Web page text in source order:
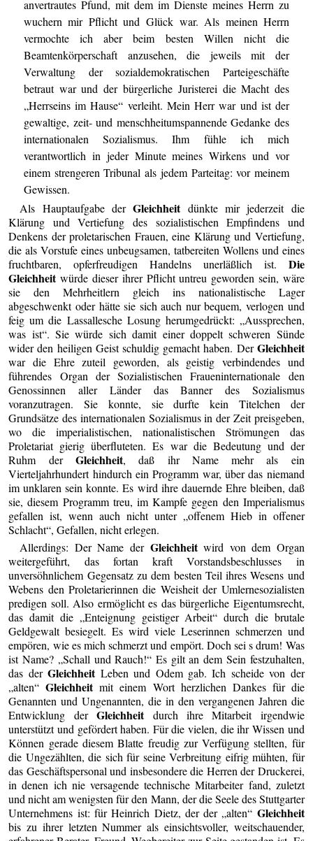
anvertrautes Pfund, mit dem im Dienste meines Herrn zu
wuchern mir Pflicht und Glück war. Als meinen Herrn
vermochte ich aber beim besten Willen nicht die
Beamtenkörperschaft anzusehen, die jeweils mit der
Verwaltung der sozialdemokratischen Parteigeschäfte
betraut war und der bürgerliche Juristerei die Macht des
„Herrseins im Hause“ verleiht. Mein Herr war und ist der
gewaltige, zeit- und menschheitumspannende Gedanke des
internationalen Sozialismus. Ihm fühle ich mich
verantwortlich in jeder Minute meines Wirkens und vor
einem strengeren Tribunal als jedem Parteitag: vor meinem
Gewissen.
Als Hauptaufgabe derGleichheitdünkte mir jederzeit die
Klärung und Vertiefung des sozialistischen Empfindens und
Denkens der proletarischen Frauen, eine Klärung und Vertiefung,
die als Vorstufe eines unbeugsamen, tatbereiten Wollens und eines
fruchtbaren, opferfreudigen Handelns unerläßlich ist. Die
Gleichheitwürde dieser ihrer Pflicht untreu geworden sein, wäre
sie den Mehrheitlern gleich ins nationalistische Lager
abgeschwenkt oder hätte sie sich auch nur bequem, verlogen und
feig um die Lassallesche Losung herumgedrückt: „Aussprechen,
was ist“. Sie würde sich damit einer doppelt schweren Sünde
wider den heiligen Geist schuldig gemacht haben. DerGleichheit
war die Ehre zuteil geworden, als geistig verbindendes und
führendes Organ der Sozialistischen Fraueninternationale den
Genossinnen aller Länder das Banner des Sozialismus
voranzutragen. Sie konnte, sie durfte kein Titelchen der
Grundsätze des internationalen Sozialismus in der Zeit preisgeben,
wo die imperialistischen, nationalistischen Strömungen das
Proletariat gierig überfluteten. Es war die Bedeutung und der
Ruhm der Gleichheit, daß ihr Name mehr als ein
Vierteljahrhundert hindurch ein Programm war, über das niemand
im unklaren sein konnte. Es wird ihre dauernde Ehre bleiben, daß
sie, diesem Programm treu, im Kampfe gegen den Imperialismus
gefallen ist, wenn auch nicht unter „offenem Hieb in offener
Schlacht“, Gefallen, nicht erlegen.
Allerdings: Der Name der Gleichheitwird von dem Organ
weitergeführt, das fortan kraft Vorstandsbeschlusses in
unversöhnlichem Gegensatz zu dem besten Teil ihres Wesens und
Webens den Proletarierinnen die Weisheit der Umlernesozialisten
predigen soll. Also ermöglicht es das bürgerliche Eigentumsrecht,
das damit die „Enteignung geistiger Arbeit“ durch die brutale
Geldgewalt besiegelt. Es wird viele Leserinnen schmerzen und
empören, wie es mich schmerzt und empört. Doch sei s drum! Was
ist Name? „Schall und Rauch!“ Es gilt an dem Sein festzuhalten,
das derGleichheitLeben und Odem gab. Ich scheide von der
„alten“Gleichheitmit einem Wort herzlichen Dankes für die
Genannten und Ungenannten, die in den vergangenen Jahren die
Entwicklung derGleichheitdurch ihre Mitarbeit irgendwie
unterstützt und gefördert haben. Für die vielen, die ihr Wissen und
Können gerade diesem Blatte freudig zur Verfügung stellten, für
die Ungezählten, die sich für seine Verbreitung eifrig mühten, für
das Geschäftspersonal und insbesondere die Herren der Druckerei,
in denen ich nie versagende technische Mitarbeiter fand, zuletzt
und nicht am wenigsten für den Mann, der die Seele des Stuttgarter
Unternehmens ist: für Heinrich Dietz, der der „alten“ Gleichheit
bis zu ihrer letzten Nummer als einsichtsvoller, weitschauender,